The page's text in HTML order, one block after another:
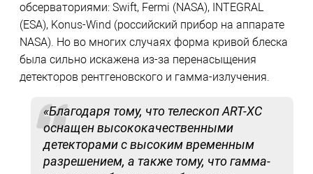
обсерваториями: Swift, Fermi (NASA), INTEGRAL
(ESA), Konus-Wind (российский прибор на аппарате
NASA). Но во многих случаях форма кривой блеска
была сильно искажена из-за перенасыщения
детекторов рентгеновского и гамма-излучения.
«Благодаря тому, что телескоп ART-XC
оснащен высококачественными
детекторами с высоким временным
разрешением, а также тому, что гамма-